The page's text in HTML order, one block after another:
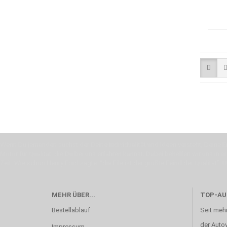
MEHR ÜBER...
Bestellablauf
TOP-
Seit
der